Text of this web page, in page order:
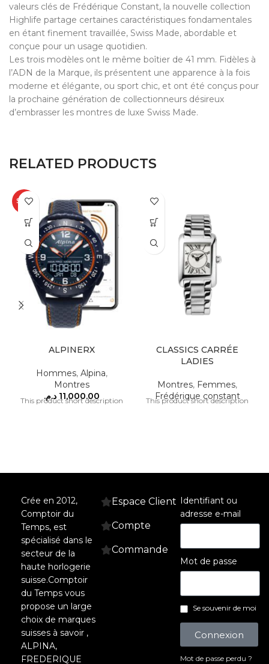
valeurs clés de Frédérique Constant, la nouvelle collection
Highlife partage certaines caractéristiques fondamentales
en étant finement travaillée, Swiss Made, abordable et
conçue pour un usage quotidien.
Les trois modèles ont le même boîtier de 41 mm. Fidèles à
l’ADN de la Marque, ils présentent une apparence à la fois
moderne et élégante, ou sport chic, et ont été conçus pour
la prochaine génération de collectionneurs désireux
d’embrasser les montres de luxe Swiss Made.
RELATED PRODUCTS
SALE
ALPINERX
Hommes, Alpina,
Montres
11,000.00 د.م.
This product short description
CLASSICS CARRÉE
LADIES
Montres, Femmes,
Frédérique constant
This product short description
Crée en 2012,
Comptoir du
Temps, est
spécialisé dans le
secteur de la
haute horlogerie
suisse.Comptoir
du Temps vous
propose un large
choix de marques
suisses à savoir ,
ALPINA,
FREDERIQUE
Espace Client
Compte
Commande
Identifiant ou
adresse e-mail
Mot de passe
Se souvenir de moi
Connexion
Mot de passe perdu ?